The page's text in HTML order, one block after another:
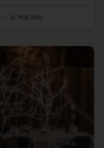
31. maj 2019